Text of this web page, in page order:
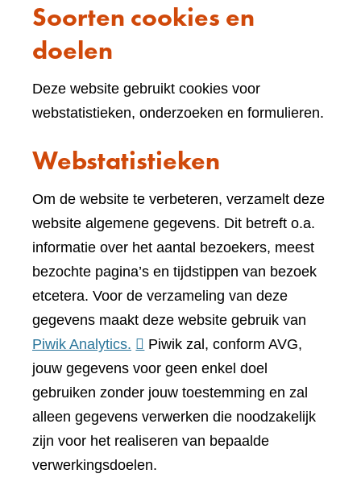
Soorten cookies en
doelen
Deze website gebruikt cookies voor
webstatistieken, onderzoeken en formulieren.
Webstatistieken
Om de website te verbeteren, verzamelt deze
website algemene gegevens. Dit betreft o.a.
informatie over het aantal bezoekers, meest
bezochte pagina’s en tijdstippen van bezoek
etcetera. Voor de verzameling van deze
gegevens maakt deze website gebruik van
Piwik Analytics. (verwijst
naar
een
andere
website)
Piwik zal, conform AVG,
jouw gegevens voor geen enkel doel
gebruiken zonder jouw toestemming en zal
alleen gegevens verwerken die noodzakelijk
zijn voor het realiseren van bepaalde
verwerkingsdoelen.